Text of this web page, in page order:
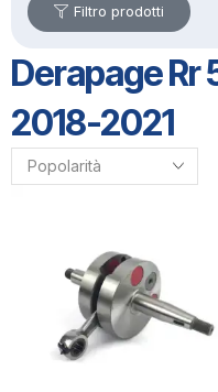
Filtro prodotti
Derapage Rr
2018-2021